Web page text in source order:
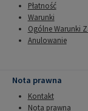
Płatność
Warunki
Ogólne Warunki
Anulowanie
Nota prawna
Kontakt
Nota prawna